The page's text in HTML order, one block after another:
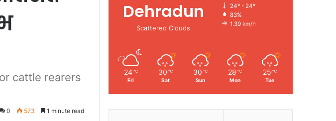
cattle rearers
0 573 1 minute read
Dehradun
Scattered Clouds
24º - 24º
83%
1.39 km/h
24 ℃
Fri
30 ℃
Sat
30 ℃
Sun
28 ℃
Mon
25 ℃
Tue